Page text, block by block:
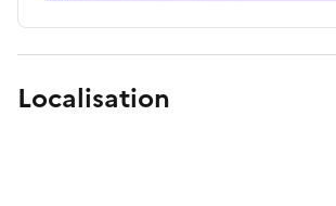
Localisation